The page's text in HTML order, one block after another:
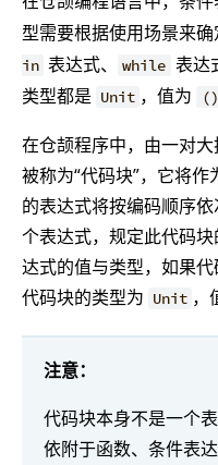
型需要根据使用场景来确
in 表达式、 while 表达
类型都是 Unit ，值为 ()
在仓颉程序中，由一对大
被称为“代码块”，它将
的表达式将按编码顺序
个表达式，规定此代码
达式的值与类型，如果
代码块的类型为 Unit ，
注意：
代码块本身不是一个
依附于函数、条件表